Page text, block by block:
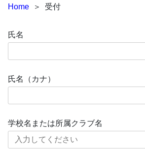
Home ＞ 受付
氏名
氏名（カナ）
学校名または所属クラブ名